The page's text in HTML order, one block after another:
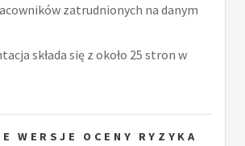
zatrudnionych na danym
składa się z około 25 stron w
WERSJE OCENY RYZYKA